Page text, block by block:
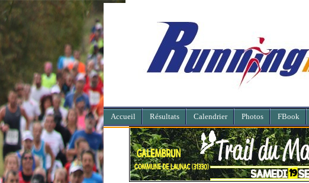
Accueil Résultats Calendrier Photos FBook